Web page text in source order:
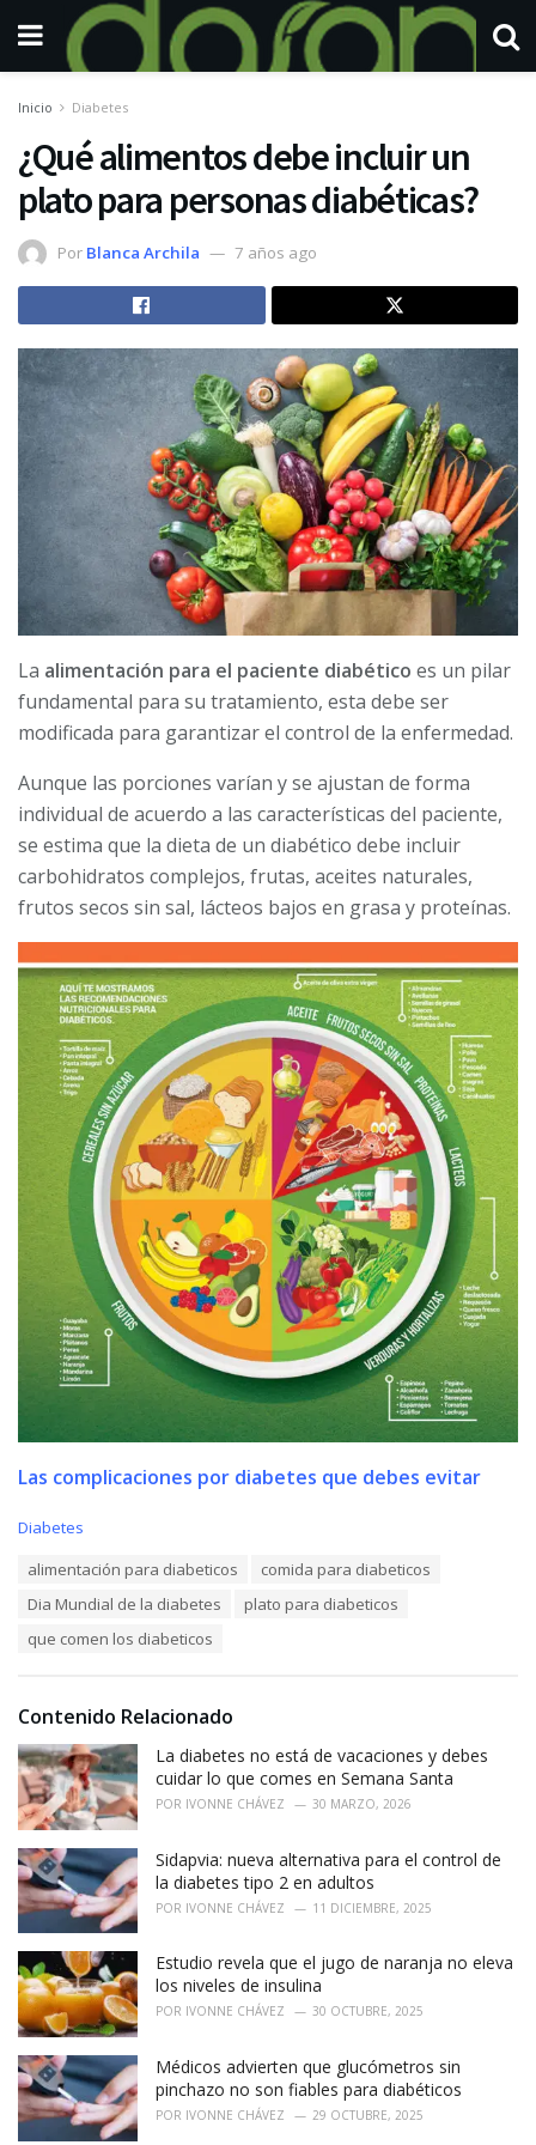
Inicio Diabetes
¿Qué alimentos debe incluir un
plato para personas diabéticas?
Por Blanca Archila 7 años ago
La alimentación para el paciente diabético es un pilar
fundamental para su tratamiento, esta debe ser
modificada para garantizar el control de la enfermedad.
Aunque las porciones varían y se ajustan de forma
individual de acuerdo a las características del paciente,
se estima que la dieta de un diabético debe incluir
carbohidratos complejos, frutas, aceites naturales,
frutos secos sin sal, lácteos bajos en grasa y proteínas.
Las complicaciones por diabetes que debes evitar
C
s
:
Diabetes
alimentación para diabeticos
comida para diabeticos
Dia Mundial de la diabetes
plato para diabeticos
que comen los diabeticos
Contenido Relacionado
La diabetes no está de vacaciones y debes
cuidar lo que comes en Semana Santa
POR IVONNE CHÁVEZ 30 MARZO, 2026
Sidapvia: nueva alternativa para el control de
la diabetes tipo 2 en adultos
POR IVONNE CHÁVEZ 11 DICIEMBRE, 2025
Estudio revela que el jugo de naranja no eleva
los niveles de insulina
POR IVONNE CHÁVEZ 30 OCTUBRE, 2025
Médicos advierten que glucómetros sin
pinchazo no son fiables para diabéticos
POR IVONNE CHÁVEZ 29 OCTUBRE, 2025